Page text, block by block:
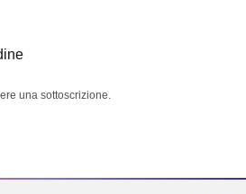
una sottoscrizione.